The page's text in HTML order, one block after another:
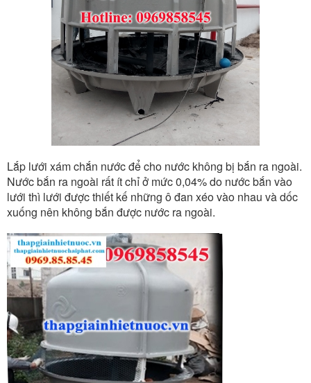
Lắp lưới xám chắn nước để cho nước không bị bắn ra ngoài.
Nước bắn ra ngoài rất ít chỉ ở mức 0,04% do nước bắn vào
lưới thì lưới được thiết kế những ô đan xéo vào nhau và dốc
xuống nên không bắn được nước ra ngoài.